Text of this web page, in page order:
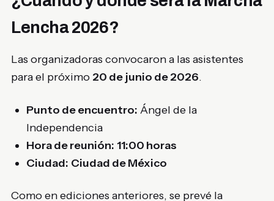
Lencha 2026?
Las organizadoras convocaron a las asistentes
para el próximo 20 de junio de 2026.
Punto de encuentro: Ángel de la
Independencia
Hora de reunión: 11:00 horas
Ciudad: Ciudad de México
Como en ediciones anteriores, se prevé la